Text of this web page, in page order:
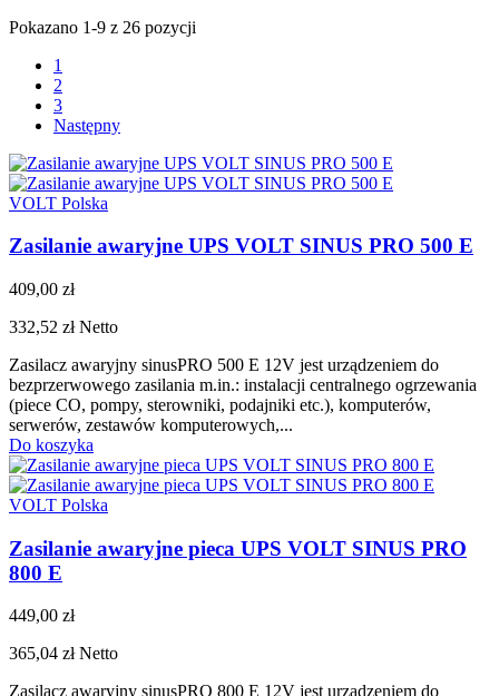
Pokazano 1-9 z 26 pozycji
1
2
3
Następny
VOLT Polska
Zasilanie awaryjne UPS VOLT SINUS PRO 500 E
409,00 zł
332,52 złNetto
Zasilacz awaryjny sinusPRO 500 E 12V jest urządzeniem do
bezprzerwowego zasilania m.in.: instalacji centralnego ogrzewania
(piece CO, pompy, sterowniki, podajniki etc.), komputerów,
serwerów, zestawów komputerowych,...
Do koszyka
VOLT Polska
Zasilanie awaryjne pieca UPS VOLT SINUS PRO
800 E
449,00 zł
365,04 złNetto
Zasilacz awaryjny sinusPRO 800 E 12V jest urządzeniem do